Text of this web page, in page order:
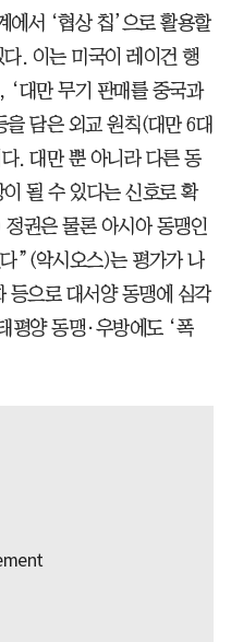
에서 ‘협상 칩’으로 활용할
. 이는 미국이 레이건 행
‘대만 무기 판매를 중국과
담은 외교 원칙(대만 6대
. 대만 뿐 아니라 다른 동
될 수 있다는 신호로 확
권은 물론 아시아 동맹인
”(악시오스)는 평가가 나
등으로 대서양 동맹에 심각
평양 동맹·우방에도 ‘폭